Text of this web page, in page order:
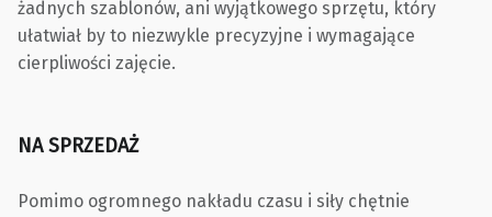
żadnych szablonów, ani wyjątkowego sprzętu, który
ułatwiał by to niezwykle precyzyjne i wymagające
cierpliwości zajęcie.
NA SPRZEDAŻ
Pomimo ogromnego nakładu czasu i siły chętnie